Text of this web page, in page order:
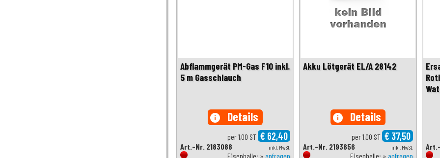
Abflammgerät PM-Gas F10 inkl.
5 m Gasschlauch
info Details
per 1,00 ST € 62,40
inkl. MwSt.
Art.-Nr. 2183088
Eisenhalle: » anfragen
Akku Lötgerät EL/A 28142
info Details
per 1,00 ST € 37,50
inkl. MwSt.
Art.-Nr. 2193656
Eisenhalle: » anfragen